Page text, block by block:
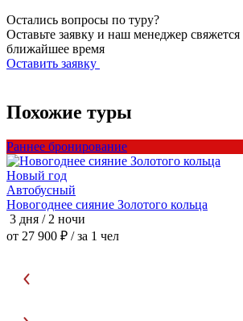
Остались вопросы по туру?
Оставьте заявку и наш менеджер
ближайшее время
Оставить заявку
Похожие туры
Раннее бронирование
Новый год
Автобусный
Новогоднее сияние Золотого кольца
3 дня / 2 ночи
от 27 900 ₽ / за 1 чел